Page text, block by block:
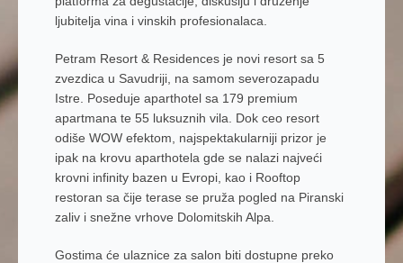
ljubitelja vina i vinskih profesionalaca.
Petram Resort & Residences je novi resort sa 5
zvezdica u Savudriji, na samom severozapadu
Istre. Poseduje aparthotel sa 179 premium
apartmana te 55 luksuznih vila. Dok ceo resort
odiše WOW efektom, najspektakularniji prizor je
ipak na krovu aparthotela gde se nalazi najveći
krovni infinity bazen u Evropi, kao i Rooftop
restoran sa čije terase se pruža pogled na Piranski
zaliv i snežne vrhove Dolomitskih Alpa.
Gostima će ulaznice za salon biti dostupne preko